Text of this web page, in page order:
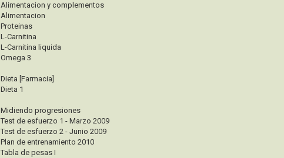
Alimentacion y complementos
Alimentacion
Proteinas
L-Carnitina
L-Carnitina liquida
Omega 3
Dieta [Farmacia]
Dieta 1
Midiendo progresiones
Test de esfuerzo 1 - Marzo 2009
Test de esfuerzo 2 - Junio 2009
Plan de entrenamiento 2010
Tabla de pesas I